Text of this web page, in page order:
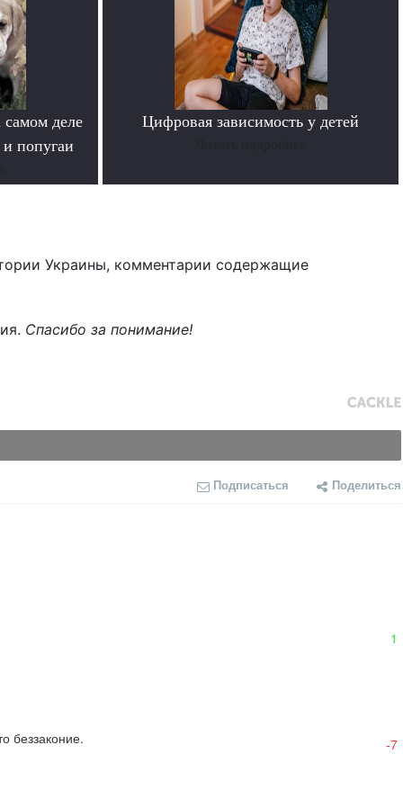
деле
попугаи
Цифровая зависимость у детей
Украины, комментарии содержащие
Спасибо за понимание!
Подписаться Поделиться
1
беззаконие. -7